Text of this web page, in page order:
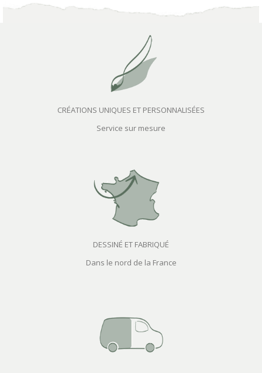
CRÉATIONS UNIQUES ET PERSONNALISÉES
Service sur mesure
DESSINÉ ET FABRIQUÉ
Dans le nord de la France